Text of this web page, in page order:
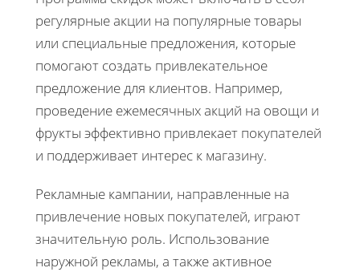
регулярные акции на популярные товары
или специальные предложения, которые
помогают создать привлекательное
предложение для клиентов. Например,
проведение ежемесячных акций на овощи и
фрукты эффективно привлекает покупателей
и поддерживает интерес к магазину.
Рекламные кампании, направленные на
привлечение новых покупателей, играют
значительную роль. Использование
наружной рекламы, а также активное